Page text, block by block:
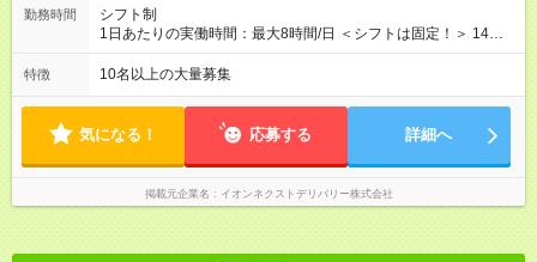
276,758円～309,064円 ※定額残業代10h分（19,758円～22,064
円)を含む（超過分は別途支給）
勤務時間
シフト制
1日あたりの実働時間：最大8時間/日 ＜シフトは固定！＞ 14：
00～23：00 【参考】他のシフトは下記より選択可 ■05：00～
14：00 ■07：30～16：30 ■12：00～21：00
特徴 10名以上の大量募集
気になる！ 応募する 詳細へ
掲載元企業名 イオンネクストデリバリー株式会社